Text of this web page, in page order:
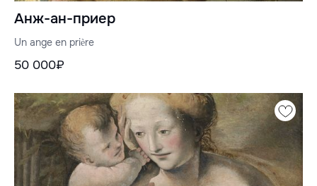
Анж-ан-приер
Un ange en prière
50 000₽